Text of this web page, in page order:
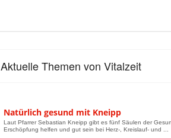
Aktuelle Themen von Vitalzeit
Natürlich gesund mit Kneipp
Laut Pfarrer Sebastian Kneipp gibt es fünf Säulen der
Erschöpfung helfen und gut sein bei Herz-, Kreislauf- und ...